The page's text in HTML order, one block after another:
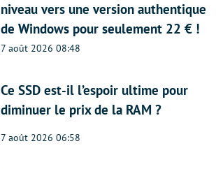
niveau vers une version authentique
de Windows pour seulement 22 € !
7 août 2026 08:48
Ce SSD est-il l’espoir ultime pour
diminuer le prix de la RAM ?
7 août 2026 06:58